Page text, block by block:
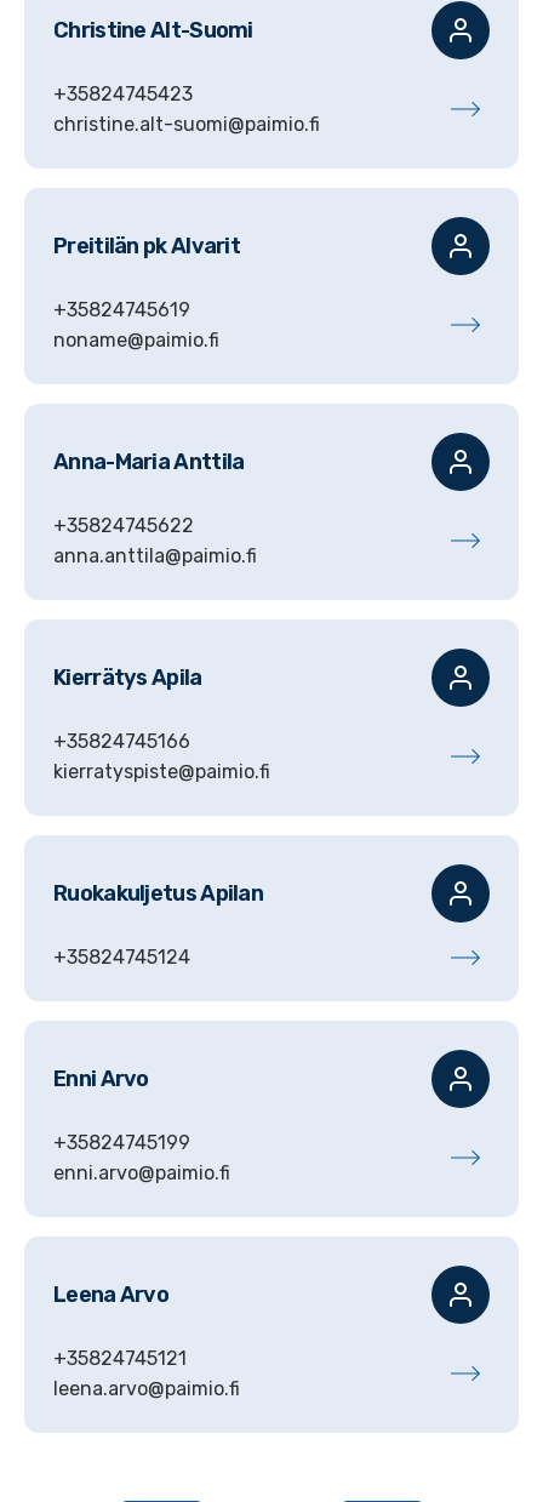
ChristineAlt-Suomi
+35824745423
christine.alt-suomi@paimio.fi
Preitilän pkAlvarit
+35824745619
noname@paimio.fi
Anna-MariaAnttila
+35824745622
anna.anttila@paimio.fi
KierrätysApila
+35824745166
kierratyspiste@paimio.fi
RuokakuljetusApilan
+35824745124
EnniArvo
+35824745199
enni.arvo@paimio.fi
LeenaArvo
+35824745121
leena.arvo@paimio.fi